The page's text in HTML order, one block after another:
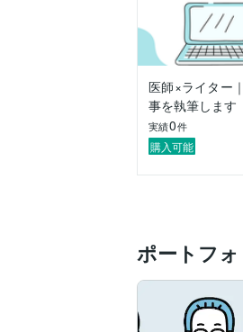
医師×ライター
事を執筆します
実績0件
購入可能
ポートフ